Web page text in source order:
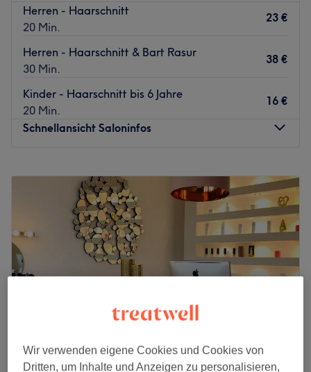
Herren - Haarschnitt
20 Min.
23 €
Herren - Haarschnitt & Bart Rasur
30 Min.
38 €
Kinder - Haarschnitt bis 6 Jahre
20 Min.
16 €
Schnellansicht Saloninfos
10:00
19:00
Mittwoch
10:00–
19:00
Donnerstag
10:00–19:00
Freitag
10:00–19:00
10:00–19:00
Geschlossen
sich in der wunderschönen Stadt Köln befindet.
Die Bushaltestelle Tacitusstr. befindet sich nur eine
Wir verwenden eigene Cookies und Cookies von
Dritten, um Inhalte und Anzeigen zu personalisieren,